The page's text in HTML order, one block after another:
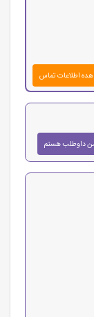
اطلاعات تماس
داوطلب هستم